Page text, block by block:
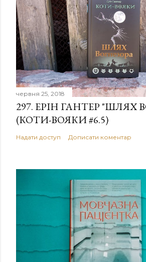
червня 25, 2018
297. ЕРІН ГАНТЕР "ШЛЯХ
(КОТИ-ВОЯКИ #6.5)
Надати доступ Дописати коментар